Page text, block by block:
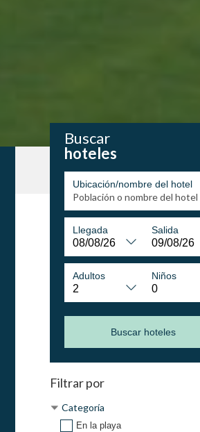
Buscar
hoteles
Ubicación/nombre del hotel
Llegada Salida
Adultos Niños
Buscar hoteles
Filtrar por
Categoría
En la playa